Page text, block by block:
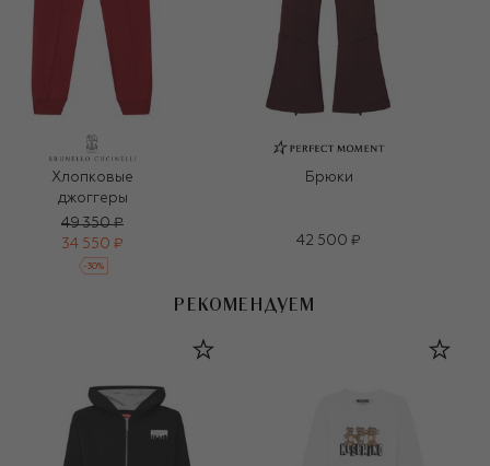
Хлопковые
джоггеры
49 350 ₽
34 550 ₽
-30%
Брюки
42 500 ₽
РЕКОМЕНДУЕМ